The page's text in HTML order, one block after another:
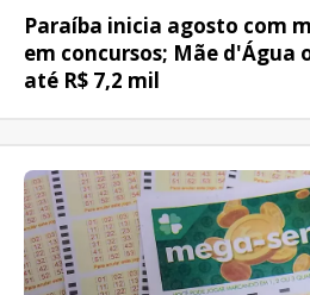
Paraíba inicia agosto com
em concursos; Mãe d'Água
até R$ 7,2 mil